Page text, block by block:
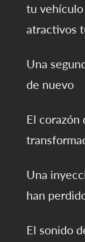
tu vehículo
atractivos
Una
de nuevo
El corazón
Una
han
El sonido